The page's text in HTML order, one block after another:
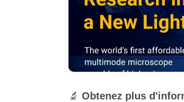
🔬Obtenez plus